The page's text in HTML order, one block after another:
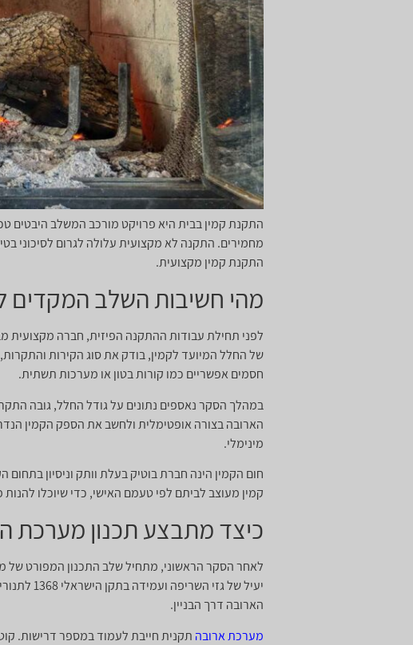
התקנת קמין בבית היא פרויקט מורכב המשלב היבטים
מחמירים. התקנה לא מקצועית עלולה לגרום לסיכוני
התקנת קמין מקצועית.
מהי חשיבות השלב המקדים
לפני תחילת עבודות ההתקנה הפיזית, חברה
של החלל המיועד לקמין, בודק את סוג הקירות
חסמים אפשריים כמו קורות בטון או מערכות תשתית.
במהלך הסקר נאספים נתונים על גודל החלל, גובה
הארובה בצורה אופטימלית ולחשב את הספק הקמין
מינימלי.
קמין מעוצב לביתם לפי טעמם האישי, כדי שיוכלו להנות
כיצד מתבצע תכנון מערכת
לאחר הסקר הראשוני, מתחיל שלב התכנון המפורט של
יעיל של
הארובה דרך הבניין.
מערכת ארובה תקנית חייבת לעמוד במספר דרישות.